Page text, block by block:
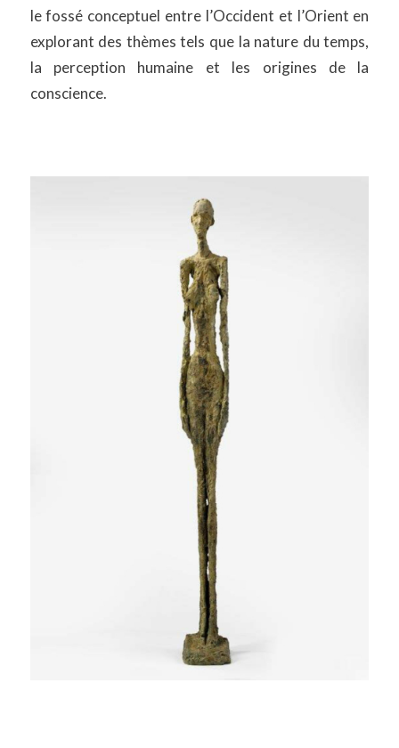
le fossé conceptuel entre l’Occident et l’Orient en
explorant des thèmes tels que la nature du temps,
la perception humaine et les origines de la
conscience.